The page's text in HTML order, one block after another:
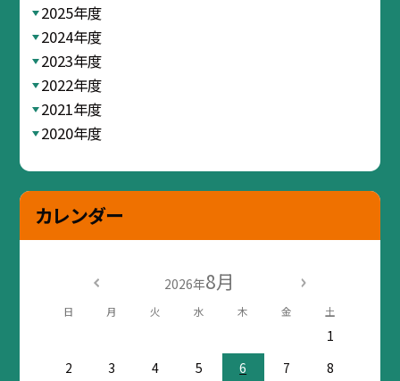
2025年度
2024年度
2023年度
2022年度
2021年度
2020年度
カレンダー
2026年8月
日 月 火 水 木 金 土
1
2
3 4 5 6 7
8